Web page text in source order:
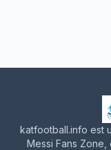
katfootball.info est
Messi Fans